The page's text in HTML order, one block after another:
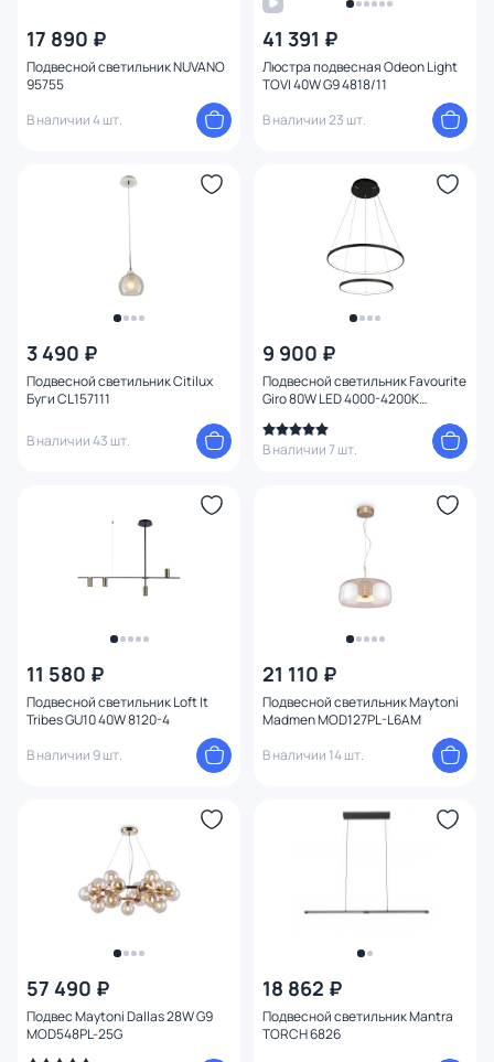
17 890 ₽
Подвесной светильник NUVANO
95755
В наличии 4 шт.
41 391 ₽
Люстра подвесная Odeon Light
TOVI 40W G9 4818/11
В наличии 23 шт.
3 490 ₽
Подвесной светильник Citilux
Буги CL157111
В наличии 43 шт.
9 900 ₽
Подвесной светильник Favourite
Giro 80W LED 4000-4200К
10P
В наличии 7 шт.
11 580 ₽
Подвесной светильник Loft It
Tribes GU10 40W 8120-4
В наличии 9 шт.
21 110 ₽
Подвесной светильник Maytoni
Madmen MOD127PL-L6AM
В наличии 14 шт.
57 490 ₽
Подвес Maytoni Dallas 28W G9
MOD548PL-25G
18 862 ₽
Подвесной светильник Mantra
TORCH 6826